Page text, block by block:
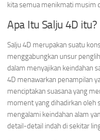
kita semua menikmati musim
Apa Itu Salju 4D itu?
Salju 4D merupakan suatu
menggabungkan unsur
dalam menyajikan keindahan
4D menawarkan penampilan
menciptakan suasana yang
moment yang dihadirkan oleh
mengalami keindahan alam
detail-detail indah di sekitar